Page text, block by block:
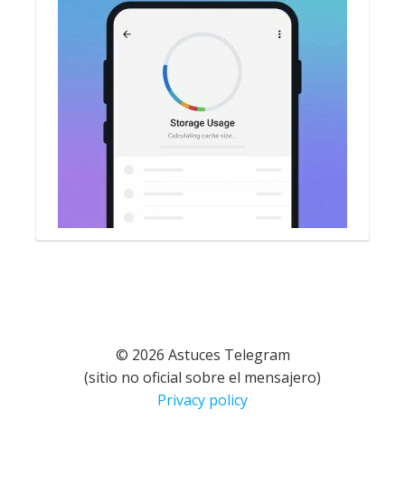
© 2026 Astuces Telegram
(sitio no oficial sobre el mensajero)
Privacy policy